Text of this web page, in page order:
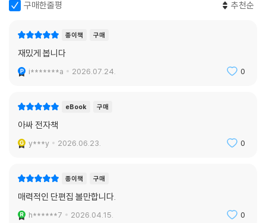
《매직미러》를 놀라운 방식으로 비튼 단편이다. 아리스가와 아리스는 ’기획
가와 아리스 안티의 수수께끼〉에서 아리스가와 아리스의 작품을 끔찍이도
미는 〈행각승 지장 스님의 낭패〉에서 ’행각승 지장 스님 시리즈‘를 소재로
삼아 시리즈의 세계관을 한층 더 발전시킨다. 이마무로 마사히로는 〈시체
다뤘다. 되살아난 에이토대학 추리소설 연구회 멤버들은 ’다잉 메시지‘를
본격 미스터리가 재발견돼 등장한 지 어언 40여 년, 작가 아리스가와 아리
와 아리스에게 바치는 일곱 가지 수수께끼》를 읽으면 켜켜이 쌓인 미스터
들의 팬들은 물론, 미스터리를 사랑하는 독자라면 모두 즐겁게 읽을 수 있
는 탁월한 헌정 작품집이다.
구매한줄평 추천순
종이책 구매
재밌게 봅니다
i*******a 2026.07.24. 0
eBook 구매
아싸 전자책
y***y 2026.06.23. 0
종이책 구매
매력적인 단편집 볼만합니다.
h******7 2026.04.15. 0